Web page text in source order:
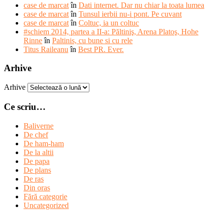
case de marcatîn Dati internet. Dar nu chiar la toata lumea
case de marcatîn Tunsul ierbii nu-i pont. Pe cuvant
case de marcatîn Coltuc, ia un coltuc
#schiem 2014, partea a II-a: Păltiniş, Arena Platoş, Hohe
Rinneîn Paltinis, cu bune si cu rele
Titus Raileanu în Best PR. Ever.
Arhive
Arhive
Ce scriu…
Baliverne
De chef
De ham-ham
De la altii
De papa
De plans
De ras
Din oras
Fără categorie
Uncategorized